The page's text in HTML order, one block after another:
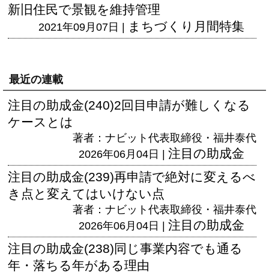
新旧住民で景観を維持管理
2021年09月07日 | まちづくり月間特集
最近の連載
注目の助成金(240)2回目申請が難しくなる
ケースとは
著者：ナビット代表取締役・福井泰代
2026年06月04日 | 注目の助成金
注目の助成金(239)再申請で絶対に変えるべ
き点と変えてはいけない点
著者：ナビット代表取締役・福井泰代
2026年06月04日 | 注目の助成金
注目の助成金(238)同じ事業内容でも通る
年・落ちる年がある理由